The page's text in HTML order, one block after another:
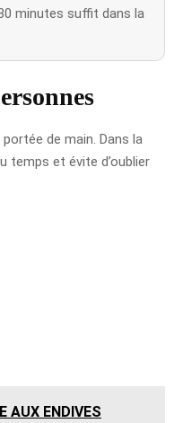
minutes suffit dans la
de main. Dans la
temps et évite d’oublier
AUX ENDIVES